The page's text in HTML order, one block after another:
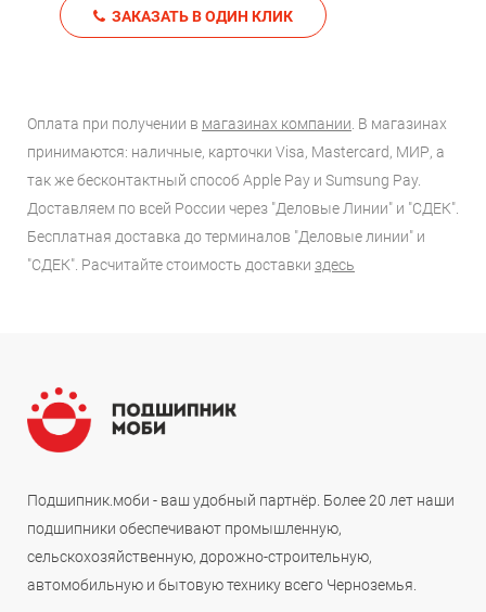
ЗАКАЗАТЬ В ОДИН КЛИК
Оплата при получении в магазинах компании . В магазинах
принимаются: наличные, карточки Visa, Mastercard, МИР, а
так же бесконтактный способ Apple Pay и Sumsung Pay.
Доставляем по всей России через "Деловые Линии" и "СДЕК".
Бесплатная доставка до терминалов "Деловые линии" и
"СДЕК". Расчитайте стоимость доставки здесь
Подшипник.моби - ваш удобный партнёр. Более 20 лет наши
подшипники обеспечивают промышленную,
сельскохозяйственную, дорожно-строительную,
автомобильную и бытовую технику всего Черноземья.